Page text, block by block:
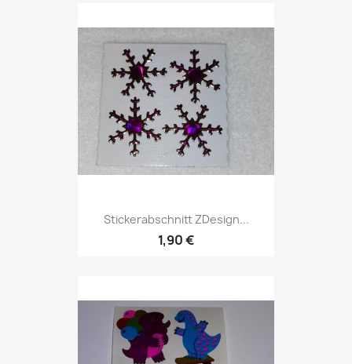
Stickerabschnitt ZDesign...
1,90 €